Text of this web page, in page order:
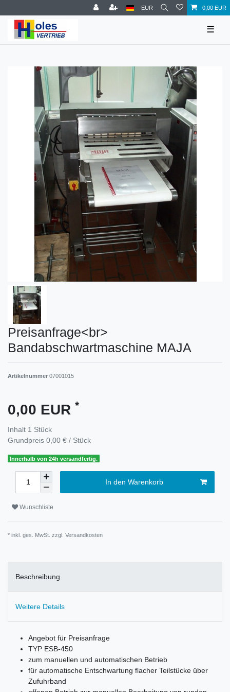
EUR 0,00 EUR
☰
Preisanfrage<br>
Bandabschwartmaschine MAJA
Artikelnummer 07001015
0,00 EUR *
Inhalt 1 Stück
Grundpreis 0,00 € / Stück
Innerhalb von 24h versandfertig.
In den Warenkorb
Wunschliste
* inkl. ges. MwSt. zzgl. Versandkosten
Beschreibung
Weitere Details
Angebot für Preisanfrage
TYP ESB-450
zum manuellen und automatischen Betrieb
für automatische Entschwartung flacher Teilstücke über
Zufuhrband